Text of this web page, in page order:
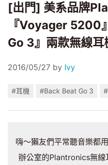
[出門] 美系品牌
『Voyager 5200
Go 3』兩款無線耳
2016/05/27 by Ivy
#耳機 #Back Beat Go 3
嗨～獺友們平常聽音樂都
辦公室的Plantronics無線